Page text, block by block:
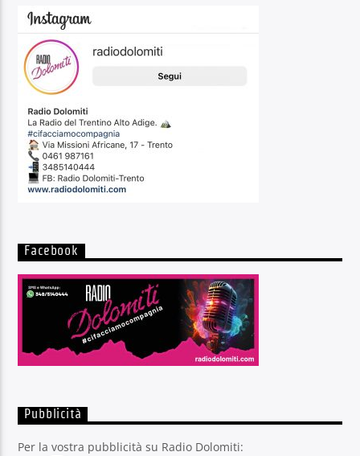
Facebook
Pubblicità
Per la vostra pubblicità su Radio Dolomiti: